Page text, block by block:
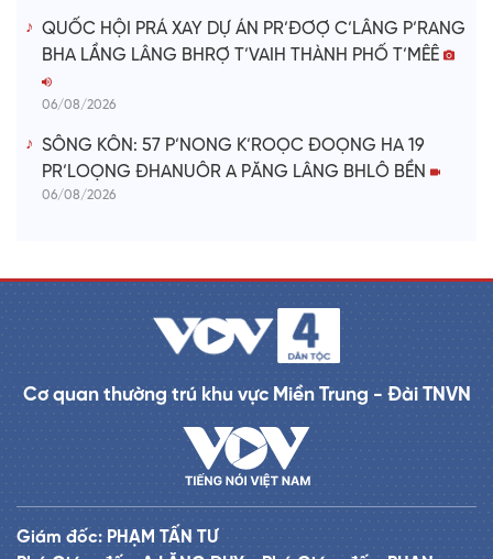
QUỐC HỘI PRÁ XAY DỰ ÁN PR’ĐƠỢ C’LÂNG P’RANG
BHA LẦNG LÂNG BHRỢ T’VAIH THÀNH PHỐ T’MÊÊ
06/08/2026
SÔNG KÔN: 57 P’NONG K’ROỌC ĐOỌNG HA 19
PR’LOỌNG ĐHANUÔR A PĂNG LÂNG BHLÔ BỀN
06/08/2026
Cơ quan thường trú khu vực Miền Trung - Đài TNVN
Giám đốc: PHẠM TẤN TƯ